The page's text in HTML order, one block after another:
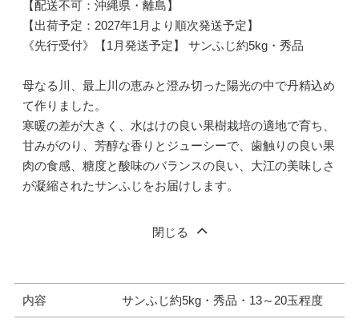
【配送不可：沖縄県・離島】
【出荷予定：2027年1月より順次発送予定】
《先行受付》【1月発送予定】 サンふじ約5kg・秀品
母なる川、最上川の恵みと澄み切った陽光の中で丹精込め
て作りました。
寒暖の差が大きく、水はけの良い果樹栽培の適地で育ち、
甘みがのり、芳醇な香りとジューシーで、歯触りの良い果
肉の食感、糖度と酸味のバランスの良い、大江の美味しさ
が凝縮されたサンふじをお届けします。
閉じる
内容 サンふじ約5kg・秀品・13～20玉程度